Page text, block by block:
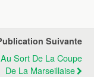
Suivante
Sort De La Coupe
De La Marseillaise